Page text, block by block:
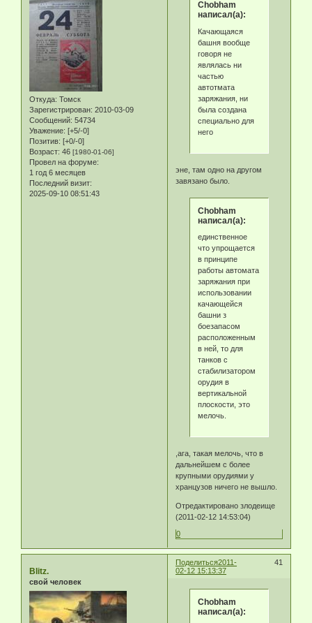
Откуда: Томск
Зарегистрирован: 2010-03-09
Сообщений: 54734
Уважение: [+5/-0]
Позитив: [+0/-0]
Возраст: 46 [1980-01-06]
Провел на форуме:
1 год 6 месяцев
Последний визит:
2025-09-10 08:51:43
Chobham
написал(а):
Качающаяся
башня вообще
говоря не
являлась ни
частью
автотмата
заряжания, ни
была создана
специально для
него
эне, там одно на другом
завязано было.
Chobham
написал(а):
единственное
что упрощается
в принципе
работы автомата
заряжания при
использовании
качающейся
башни з
боезапасом
расположенным
в ней, то для
танков с
стабилизатором
орудия в
вертикальной
плоскости, это
мелочь.
,ага, такая мелочь, что в
дальнейшем с более
крупными орудиями у
хранцузов ничего не вышло.
Отредактировано злодеище
(2011-02-12 14:53:04)
0
Поделиться 41
2011-
02-12 15:13:37
Blitz.
свой человек
Chobham
написал(а):